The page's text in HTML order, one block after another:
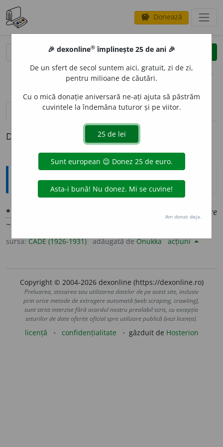
savings Donează
clear
opțiuni
definiții (1) pronunțievolume_up (12)
Definiția cu ID-ul 1361055:
Explicative DEX
*
adunare
~ă; în mod ~
sursa:CADE (1926-1931) adăugată deOnukka acțiuni
Copyright © 2004-2026 dexonline (https://dexonline.ro)
Preluarea, stocarea sau utilizarea datelor de pe acest site, inclusiv
prin orice metode de extragere automată (web scraping, crawling),
sunt strict interzise fără acordul nostru prealabil scris, cu excepția
seturilor de date oferite oficial spre utilizare publică (vezi licența).
licență confidențialitate găzduit de Hosterion
🎉 dexonline® împlinește 25 de ani 🎉
De un sfert de secol suntem aici, gratuit, zi de zi,
pentru milioane de căutări.
Cu o mică donație aniversară ne-ați ajuta să păstrăm
cuvintele la îndemâna tuturor și pe viitor.
Am donat deja.